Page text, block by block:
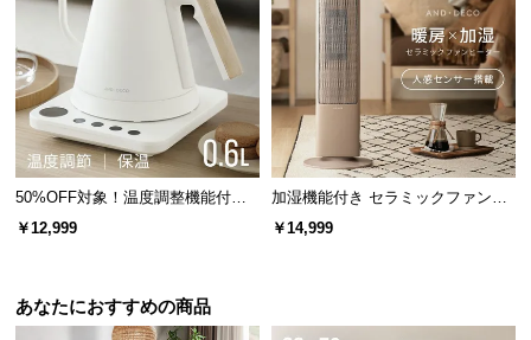
o.,
奥行き
約59.5㎝ 約40㎝
配線がしやすいオープンタイプ
50%OFF対象！温度調整機能付き
電気ケトル
￥12,999
加湿機能付き セラミックファンヒ
ーター
￥14,999
あなたにおすすめの商品